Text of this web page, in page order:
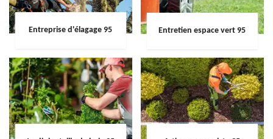
Entreprise d'élagage 95 Entretien espace vert 95